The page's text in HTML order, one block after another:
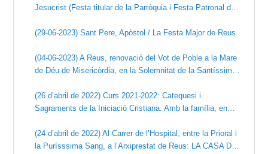
Jesucrist (Festa titular de la Parròquia i Festa Patronal de
(29-06-2023) Sant Pere, Apòstol / La Festa Major de Reus
(04-06-2023) A Reus, renovació del Vot de Poble a la Mare
de Déu de Misericòrdia, en la Solemnitat de la Santíssima
(26 d’abril de 2022) Curs 2021-2022: Catequesi i
Sagraments de la Iniciació Cristiana. Amb la família, en
(24 d’abril de 2022) Al Carrer de l’Hospital, entre la Prioral i
la Purísssima Sang, a l’Arxiprestat de Reus: LA CASA DE